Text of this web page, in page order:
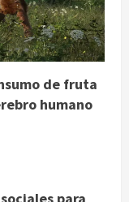
de fruta
humano
a fondos
el